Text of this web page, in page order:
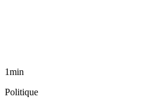
1min
Politique